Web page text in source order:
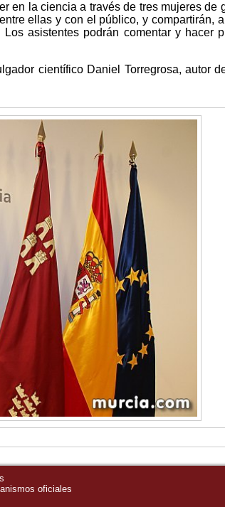
en la ciencia a través de tres mujeres de
ellas y con el público, y compartirán,
asistentes podrán comentar y hacer
científico Daniel Torregrosa, autor
oficiales